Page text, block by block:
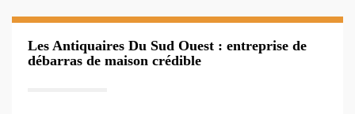
Les Antiquaires Du Sud Ouest : entreprise de
débarras de maison crédible